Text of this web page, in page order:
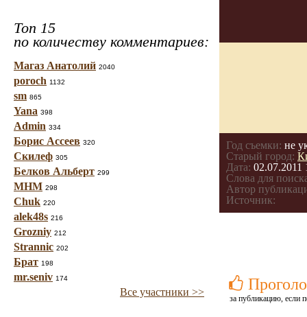
Топ 15
по количеству комментариев:
Магаз Анатолий 2040
poroch 1132
sm 865
Yana 398
Admin 334
Борис Ассеев 320
Скилеф 305
Белков Альберт 299
МНМ 298
Chuk 220
alek48s 216
Grozniy 212
Strannic 202
Брат 198
mr.seniv 174
Все участники >>
Год съемки: не
Старый город:
Дата: 02.07.2011
Слова для
Автор
Источник:
за публикацию, если